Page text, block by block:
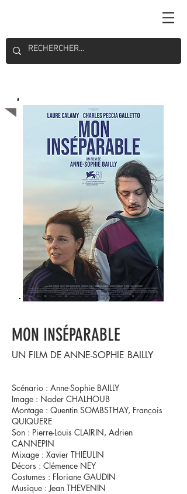
Minoritaire belge
MON INSÉPARABLE
ANNE-SOPHIE BAILLY
UN FILM DE
Scénario : Anne-Sophie BAILLY
Image : Nader CHALHOUB
Montage : Quentin SOMBSTHAY, François
QUIQUERE
Son : Pierre-Louis CLAIRIN, Adrien
CANNEPIN
Mixage : Xavier THIEULIN
Décors : Clémence NEY
Costumes : Floriane GAUDIN
Musique : Jean THEVENIN